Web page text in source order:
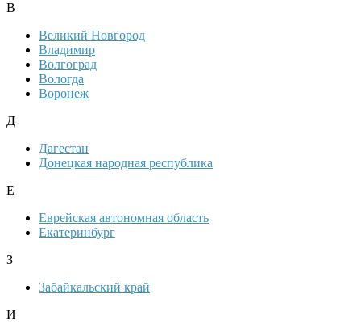
В
Великий Новгород
Владимир
Волгоград
Вологда
Воронеж
Д
Дагестан
Донецкая народная республика
Е
Еврейская автономная область
Екатеринбург
З
Забайкальский край
И